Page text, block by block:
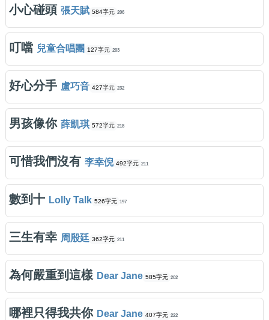
小心碰頭 張天賦 584字元 206
叮噹 兒童合唱團 127字元 203
好心分手 盧巧音 427字元 232
男孩像你 薛凱琪 572字元 218
可惜我們沒有 李幸倪 492字元 211
數到十 Lolly Talk 526字元 197
三生有幸 周殷廷 362字元 211
為何嚴重到這樣 Dear Jane 585字元 202
哪裡只得我共你 Dear Jane 407字元 222